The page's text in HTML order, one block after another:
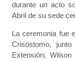
durante un acto
Abril de su sede
La ceremonia fue
Crisóstomo,
Extensión;